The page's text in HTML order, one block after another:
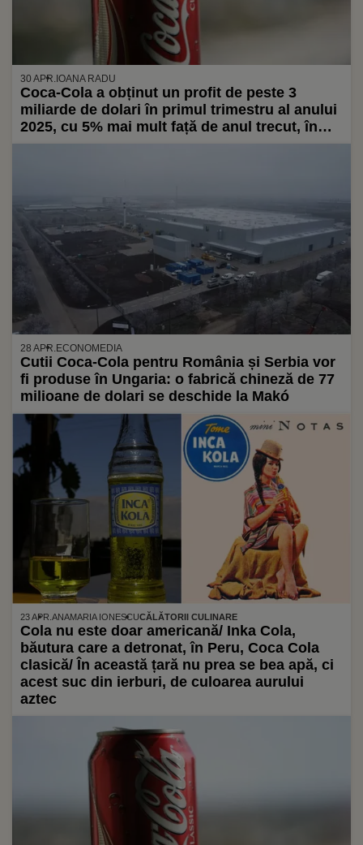
30 APR.IOANA RADU
Coca-Cola a obținut un profit de peste 3
miliarde de dolari în primul trimestru al anului
2025, cu 5% mai mult față de anul trecut, în
ciuda războiului comercial pe care compania îl
28 APR. ECONOMEDIA
Cutii Coca-Cola pentru România și Serbia vor
fi produse în Ungaria: o fabrică chineză de 77
milioane de dolari se deschide la Makó
23 APR. ANAMARIA IONESCUCĂLĂTORII CULINARE
Cola nu este doar americană/ Inka Cola,
băutura care a detronat, în Peru, Coca Cola
clasică/ În această țară nu prea se bea apă, ci
acest suc din ierburi, de culoarea aurului
aztec